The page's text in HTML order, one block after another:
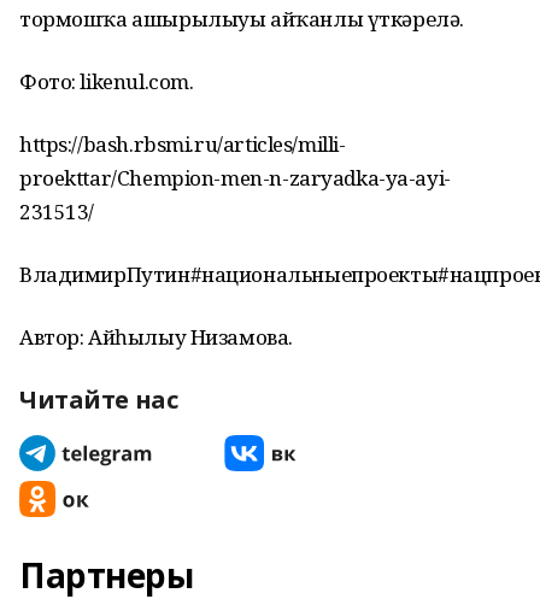
тормошҡа ашырылыуы айҡанлы үткәрелә.
Фото: likenul.com.
https://bash.rbsmi.ru/articles/milli-
proekttar/Chempion-men-n-zaryadka-ya-ayi-
231513/
Автор: Айһылыу Низамова.
Читайте нас
Партнеры